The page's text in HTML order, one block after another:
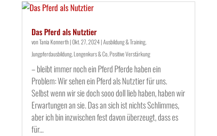
Das Pferd als Nutztier
vonTania Konnerth|Okt. 27, 2024|Ausbildung & Training,
Jungpferdausbildung,Longenkurs & Co,Positive Verstärkung
– bleibt immer noch ein Pferd Pferde haben ein
Problem: Wir sehen ein Pferd als Nutztier für uns.
Selbst wenn wir sie doch sooo doll lieb haben, haben wir
Erwartungen an sie. Das an sich ist nichts Schlimmes,
aber ich bin inzwischen fest davon überzeugt, dass es
für...